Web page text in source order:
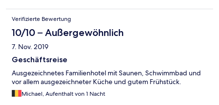
Fliege, die 3 Wochen im Fensterbrett lag, vielleicht liegt sie
immer noch dort… Laut Unterlagen sollen die Handtücher 3x in
der Woche gewechselt werden, die Bettwäsche wöchentlich.
Die Realität: Die Bettwäsche wurde 1x in 3 Wochen gewechselt,
die Handtücher in der ersten Woche 3x, danach 1x je Woche.
Hinzu kam, dass der Seniorchef in unserer Abwesenheit das
Zimmer betrat, um einen Stuhl herauszunehmen, für andere
Gäste. Er war sehr überrascht, als meine Frau das Zimmer
betrat, nun den Stuhl haben wir den Rest des Urlaubs nicht
wiedergesehen. Wir mussten fragen, um an des WLAN-
Passwort zu gelangen, die Nutzung war auch nur bis zum
Verifizierte Bewertung
10/10 – Außergewöhnlich
7. Nov. 2019
Geschäftsreise
Ausgezeichnetes Familienhotel mit Saunen, Schwimmbad und
vor allem ausgezeichneter Küche und gutem Frühstück.
Michael, Aufenthalt von 1 Nacht